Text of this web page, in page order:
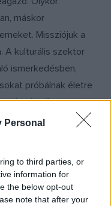
Personal
to third parties, or
information for
the below opt-out
note that after your
máskor
Missziójuk a
A kulturális szektor
ismerkedésben,
próbálnak életre
urbanisztika